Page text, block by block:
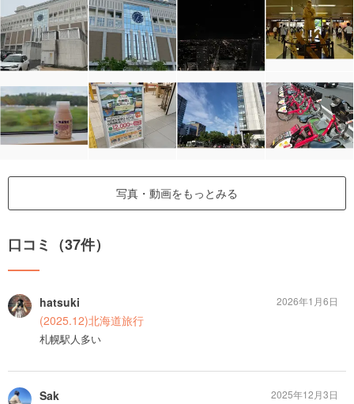
写真・動画をもっとみる
口コミ（37件）
hatsuki
(2025.12)北海道旅行
札幌駅人多い
2026年1月6日
Sak
2025年12月3日